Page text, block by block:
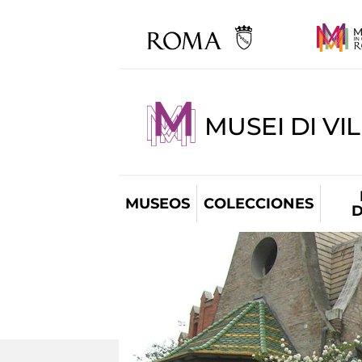
MUSEI DI
MUSEOS COLECCIONES